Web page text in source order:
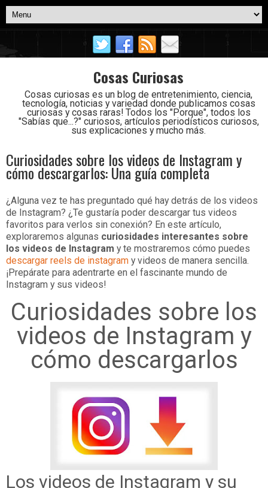
Cosas Curiosas
Cosas curiosas es un blog de entretenimiento, ciencia,
tecnología, noticias y variedad donde publicamos cosas
curiosas y cosas raras! Todos los "Porque", todos los
"Sabías que...?" curiosos, artículos periodísticos curiosos,
sus explicaciones y mucho más.
Curiosidades sobre los videos de Instagram y
cómo descargarlos: Una guía completa
¿Alguna vez te has preguntado qué hay detrás de los videos
de Instagram? ¿Te gustaría poder descargar tus videos
favoritos para verlos sin conexión? En este artículo,
exploraremos algunas curiosidades interesantes sobre
los videos de Instagram y te mostraremos cómo puedes
descargar reels de instagram y videos de manera sencilla.
¡Prepárate para adentrarte en el fascinante mundo de
Instagram y sus videos!
Curiosidades sobre los
videos de Instagram y
cómo descargarlos
Los videos de Instagram y su